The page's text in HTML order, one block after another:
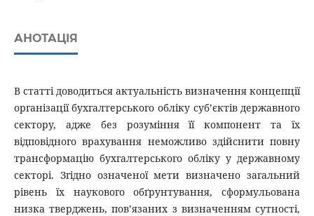
АНОТАЦІЯ
В статті доводиться актуальність визначення концепції
організації бухгалтерського обліку суб’єктів державного
сектору, адже без розуміння її компонент та їх
відповідного врахування неможливо здійснити повну
трансформацію бухгалтерського обліку у державному
секторі. Згідно означеної мети визначено загальний
рівень їх наукового обґрунтування, сформульована
низка тверджень, пов’язаних з визначенням сутності,